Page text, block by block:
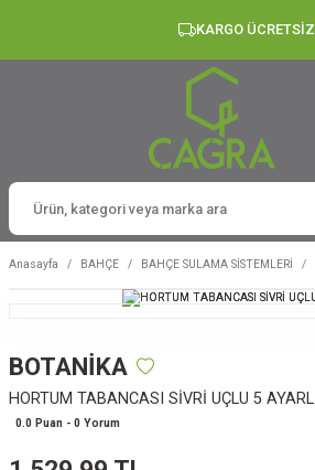
KARGO ÜCRETSİZ
Anasayfa BAHÇE BAHÇE SULAMA SİSTEMLERİ
BOTANİKA
HORTUM TABANCASI SİVRİ UÇLU 5 AYARLI
0.0 Puan - 0 Yorum